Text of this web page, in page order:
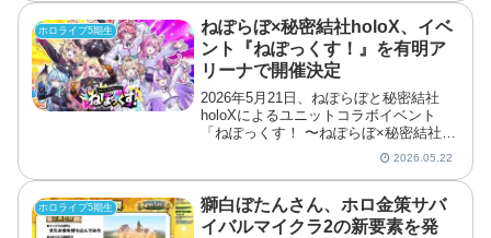
ホロライブ5期生
ねぽらぼ×秘密結社holoX、イベ
ント『ねぽっくす！』を有明ア
リーナで開催決定
2026年5月21日、ねぽらぼと秘密結社
holoXによるユニットコラボイベント
「ねぽっくす！ 〜ねぽらぼ×秘密結社
holoX〜」の開催が発表されました。イ
ベントは2026年9月26日と27日の2日
間、有明アリーナで開催され、オリジナ
ルゲーム...
2026.05.22
ホロライブ5期生
獅白ぼたんさん、ホロ金策サバ
イバルマイクラ2の新要素を発